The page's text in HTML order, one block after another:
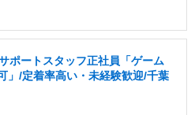
ポートスタッフ正社員「ゲーム
」/定着率高い・未経験歓迎/千葉